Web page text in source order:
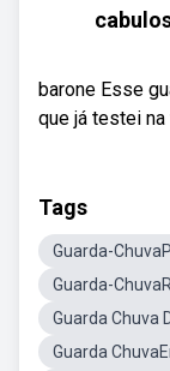
barone Esse
que já testei na
Tags
Guarda-
Guarda-
Guarda Chuva
Guarda